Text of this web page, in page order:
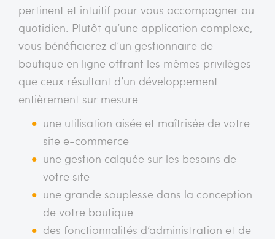
pertinent et intuitif pour vous accompagner au
quotidien. Plutôt qu’une application complexe,
vous bénéficierez d’un gestionnaire de
boutique en ligne offrant les mêmes privilèges
que ceux résultant d’un développement
entièrement sur mesure :
une utilisation aisée et maîtrisée de votre
site e-commerce
une gestion calquée sur les besoins de
votre site
une grande souplesse dans la conception
de votre boutique
des fonctionnalités d’administration et de